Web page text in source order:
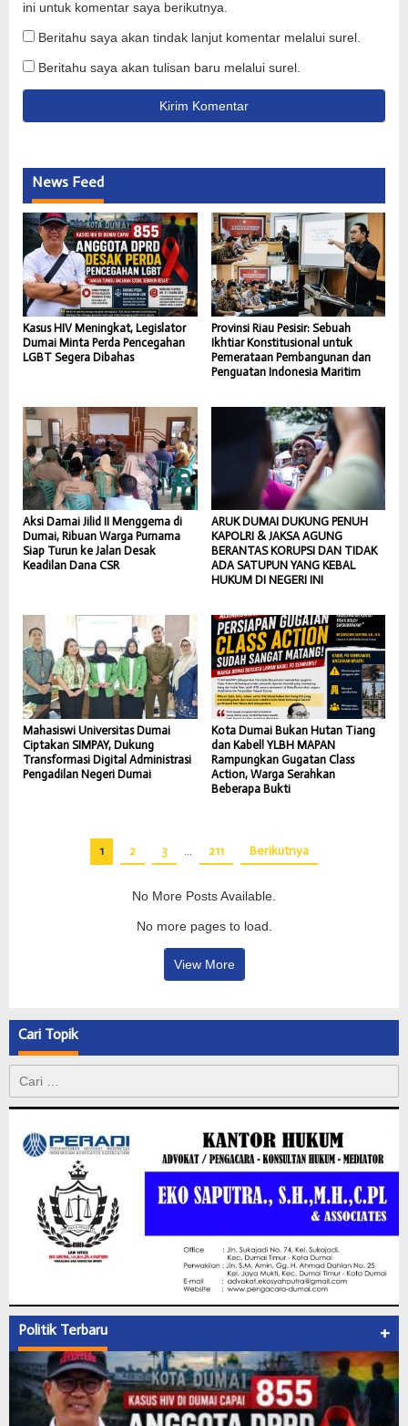
ini untuk komentar saya berikutnya.
Beritahu saya akan tindak lanjut komentar melalui surel.
Beritahu saya akan tulisan baru melalui surel.
News Feed
Kasus HIV Meningkat, Legislator
Dumai Minta Perda Pencegahan
LGBT Segera Dibahas
Provinsi Riau Pesisir: Sebuah
Ikhtiar Konstitusional untuk
Pemerataan Pembangunan dan
Penguatan Indonesia Maritim
Aksi Damai Jilid II Menggema di
Dumai, Ribuan Warga Purnama
Siap Turun ke Jalan Desak
Keadilan Dana CSR
ARUK DUMAI DUKUNG PENUH
KAPOLRI & JAKSA AGUNG
BERANTAS KORUPSI DAN TIDAK
ADA SATUPUN YANG KEBAL
HUKUM DI NEGERI INI
Mahasiswi Universitas Dumai
Ciptakan SIMPAY, Dukung
Transformasi Digital Administrasi
Pengadilan Negeri Dumai
Kota Dumai Bukan Hutan Tiang
dan Kabel! YLBH MAPAN
Rampungkan Gugatan Class
Action, Warga Serahkan
Beberapa Bukti
1 2 3 … 211 Berikutnya
No More Posts Available.
No more pages to load.
View More
Cari Topik
untuk:
Politik Terbaru +